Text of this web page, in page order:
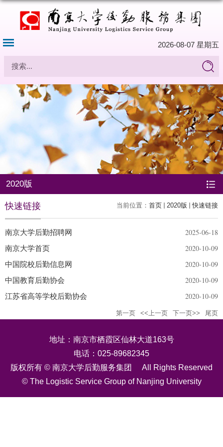
2026-08-07 星期五
2020版
当前位置： 首页 2020版 快速链接
快速链接
南京大学后勤招聘网 2025-06-18
南京大学首页 2020-10-09
中国院校后勤信息网 2020-10-09
中国教育后勤协会 2020-10-09
江苏省高等学校后勤协会 2020-10-09
第一页 <<上一页 下一页>> 尾页
地址：南京市栖霞区仙林大道163号
电话：025-89682345
版权所有 © 南京大学后勤服务集团 All Rights Reserved
© The Logistic Service Group of Nanjing University